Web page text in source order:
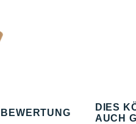
BEWERTUNG
DIES
AUCH